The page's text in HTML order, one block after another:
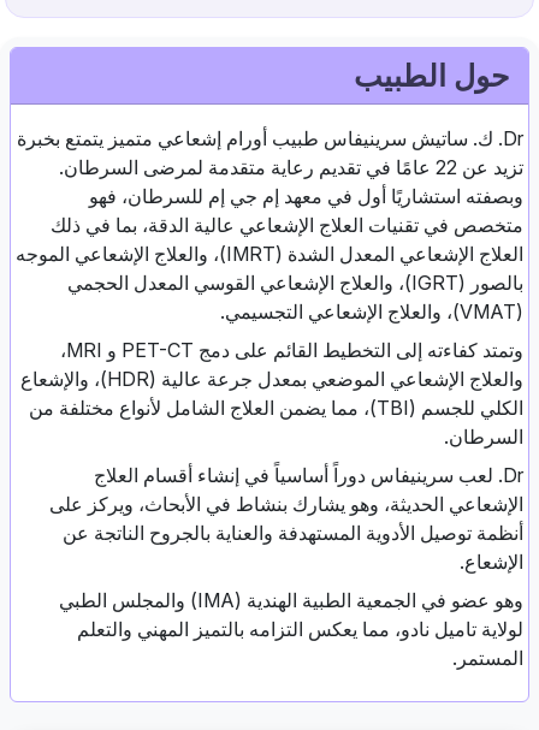
حول الطبيب
Dr. ك. ساتيش سرينيفاس طبيب أورام إشعاعي متميز يتمتع بخبرة
تزيد عن 22 عامًا في تقديم رعاية متقدمة لمرضى السرطان.
وبصفته استشاريًا أول في معهد إم جي إم للسرطان، فهو
متخصص في تقنيات العلاج الإشعاعي عالية الدقة، بما في ذلك
العلاج الإشعاعي المعدل الشدة (IMRT)، والعلاج الإشعاعي الموجه
بالصور (IGRT)، والعلاج الإشعاعي القوسي المعدل الحجمي
(VMAT)، والعلاج الإشعاعي التجسيمي.
وتمتد كفاءته إلى التخطيط القائم على دمج PET-CT و MRI،
والعلاج الإشعاعي الموضعي بمعدل جرعة عالية (HDR)، والإشعاع
الكلي للجسم (TBI)، مما يضمن العلاج الشامل لأنواع مختلفة من
السرطان.
Dr. لعب سرينيفاس دوراً أساسياً في إنشاء أقسام العلاج
الإشعاعي الحديثة، وهو يشارك بنشاط في الأبحاث، ويركز على
أنظمة توصيل الأدوية المستهدفة والعناية بالجروح الناتجة عن
الإشعاع.
وهو عضو في الجمعية الطبية الهندية (IMA) والمجلس الطبي
لولاية تاميل نادو، مما يعكس التزامه بالتميز المهني والتعلم
المستمر.